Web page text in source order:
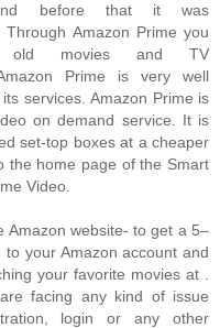
before that it was
Amazon Prime you
movies and TV
Prime is very well
services. Amazon Prime is
on demand service. It is
set-top boxes at a cheaper
the home page of the Smart
Video.
Amazon website- to get a 5–
your Amazon account and
your favorite movies at .
facing any kind of issue
login or any other